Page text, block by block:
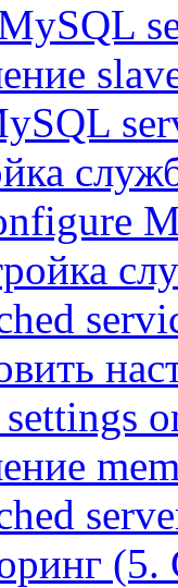
(5.